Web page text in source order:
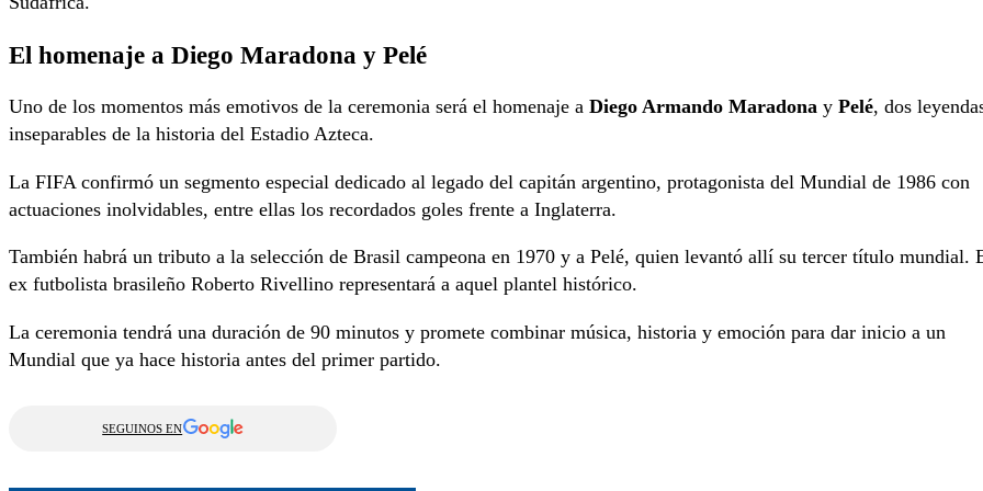
El homenaje a Diego Maradona y Pelé
Uno de los momentos más emotivos de la ceremonia será el homenaje a Diego Armando Maradona y Pelé, dos
inseparables de la historia del Estadio Azteca.
La FIFA confirmó un segmento especial dedicado al legado del capitán argentino, protagonista del Mundial de 1986 con
actuaciones inolvidables, entre ellas los recordados goles frente a Inglaterra.
También habrá un tributo a la selección de Brasil campeona en 1970 y a Pelé, quien levantó allí su tercer título mundial.
ex futbolista brasileño Roberto Rivellino representará a aquel plantel histórico.
La ceremonia tendrá una duración de 90 minutos y promete combinar música, historia y emoción para dar inicio a un
Mundial que ya hace historia antes del primer partido.
SEGUINOS EN